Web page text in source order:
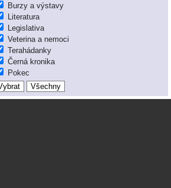
Burzy a výstavy
Literatura
Legislativa
Veterina a nemoci
Terahádanky
Černá kronika
Pokec